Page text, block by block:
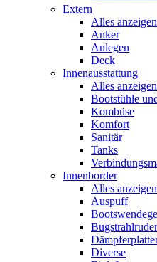
Extern
Alles
Anker
Anlegen
Deck
Innenausstattung
Alles
Bootstühle
Kombüse
Komfort
Sanitär
Tanks
Innenborder
Alles
Auspuff
Bugstrahlruder
Diverse